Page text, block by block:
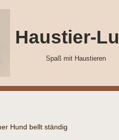
Haustier-
Spaß mit Haustieren
Hund bellt ständig